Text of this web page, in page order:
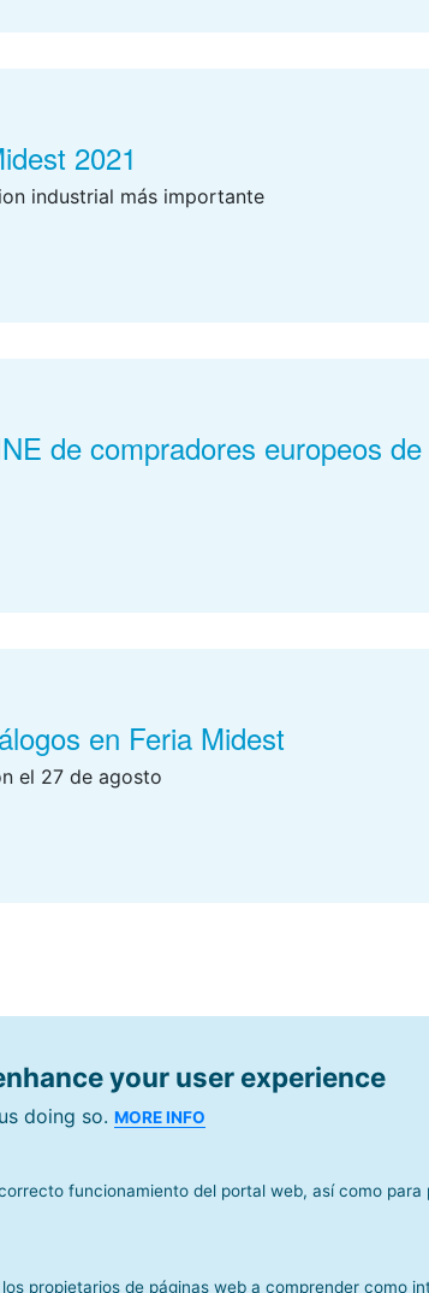
2021
industrial más importante
de compradores europeos
en Feria Midest
el 27 de agosto
your user experience
doing so. MORE INFO
funcionamiento del portal web, así como
propietarios de páginas web a comprender como